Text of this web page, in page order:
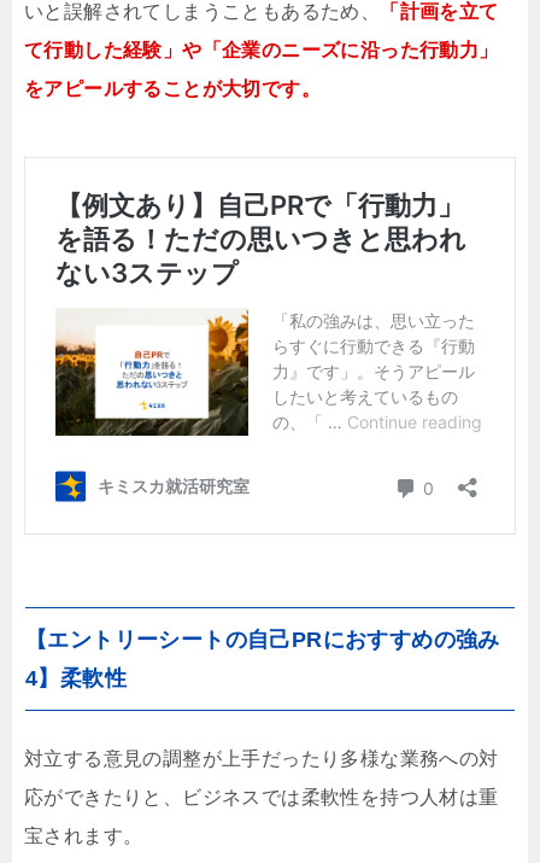
いと誤解されてしまうこともあるため、
「計画を立て
て行動した経験」や「企業のニーズに沿った行動力」
をアピールすることが大切です。
【エントリーシートの自己PRにおすすめの強み
4】柔軟性
対立する意見の調整が上手だったり多様な業務への対
応ができたりと、ビジネスでは柔軟性を持つ人材は重
宝されます。